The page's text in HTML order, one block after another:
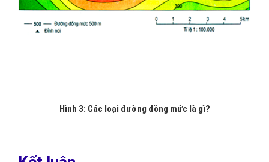
Hình 3: Các loại đường đồng mức là gì?